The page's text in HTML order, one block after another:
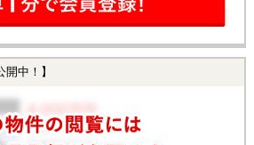
開中！】